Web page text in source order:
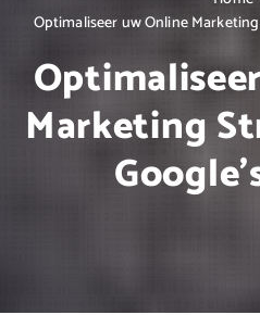
Optimaliseer uw Online
Marketing